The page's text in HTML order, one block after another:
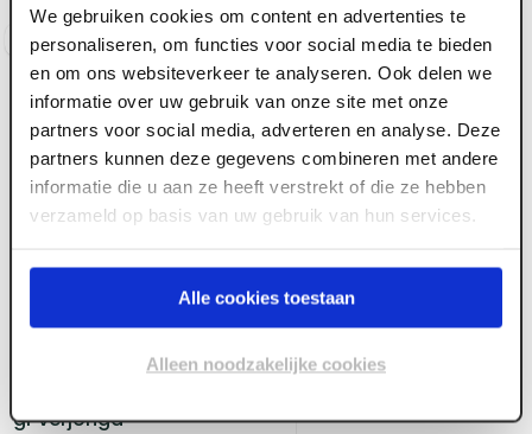
We gebruiken cookies om content en advertenties te
personaliseren, om functies voor social media te bieden
en om ons websiteverkeer te analyseren. Ook delen we
informatie over uw gebruik van onze site met onze
partners voor social media, adverteren en analyse. Deze
partners kunnen deze gegevens combineren met andere
informatie die u aan ze heeft verstrekt of die ze hebben
verzameld op basis van uw gebruik van hun services.
Alle cookies toestaan
Alleen noodzakelijke cookies
Log in voor prijzen Log in voor prijzen
gr verjongd
ART001213
Universele ruiterrol
Optivent rood (5 m1)